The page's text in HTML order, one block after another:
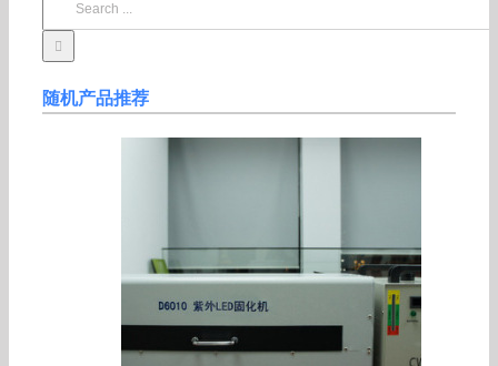
随机产品推荐